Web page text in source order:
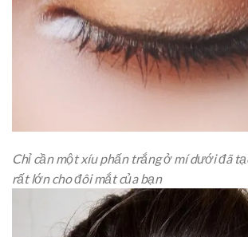
Chỉ cần một xíu phấn trắng ở mí dưới đã
rất lớn cho đôi mắt của bạn